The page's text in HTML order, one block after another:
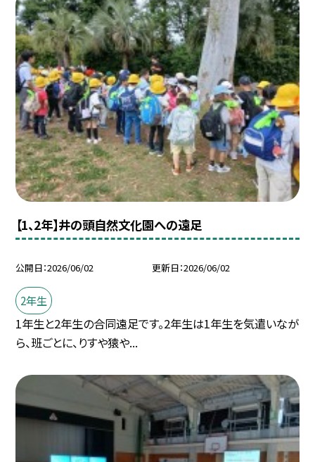
【1、2年】井の頭自然文化園への遠足
公開日 2026/06/02 更新日 2026/06/02
2年生
1年生と2年生の合同遠足です。2年生は1年生を気遣いなが
ら、班ごとに、りすや猿や...